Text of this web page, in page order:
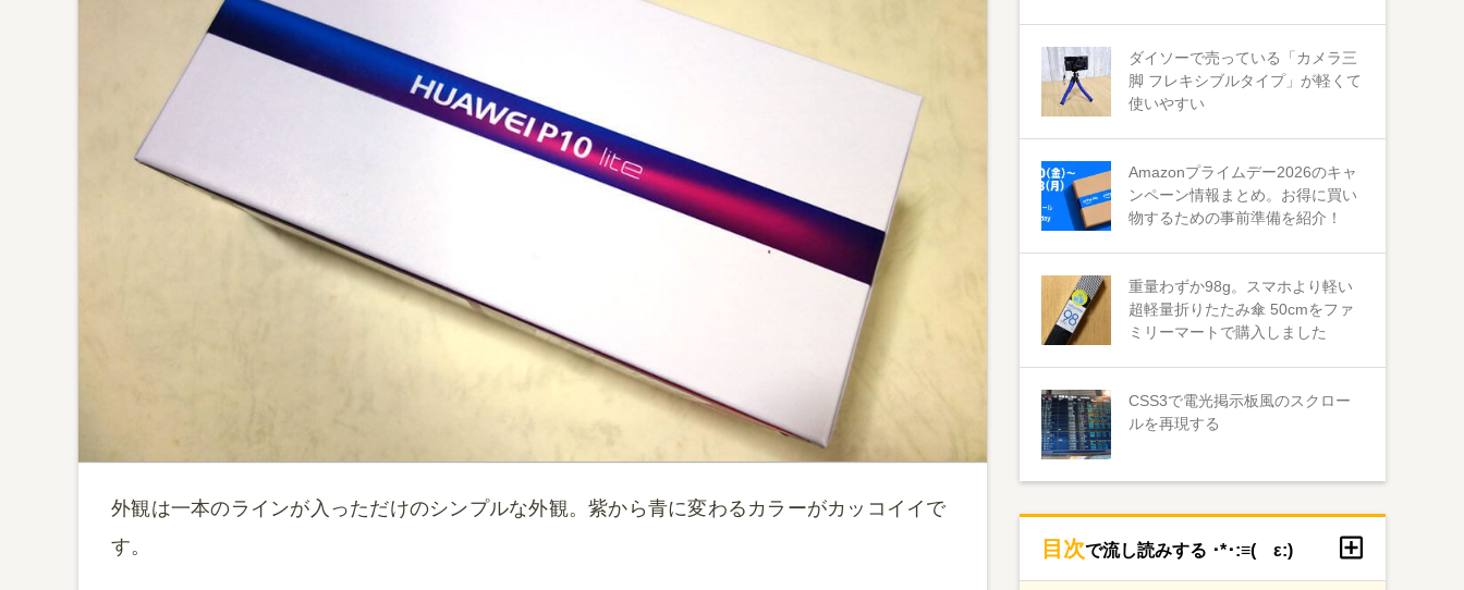
外観は一本のラインが入っただけのシンプルな外観。紫から青に変わるカラーがカッコイイで
す。
ダイソーで売っている「カメラ三
脚 フレキシブルタイプ」が軽くて
使いやすい
Amazonプライムデー2026のキャ
ンペーン情報まとめ。お得に買い
物するための事前準備を紹介！
重量わずか98g。スマホより軽い
超軽量折りたたみ傘 50cmをファ
ミリーマートで購入しました
CSS3で電光掲示板風のスクロー
ルを再現する
目次で流し読みする ･*･:≡( ε:)